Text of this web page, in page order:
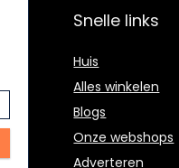
Snelle links
Huis
Alles winkelen
Blogs
Onze webshops
Adverteren